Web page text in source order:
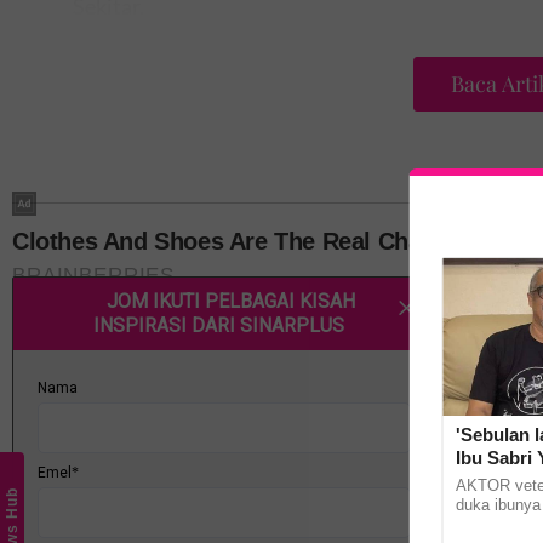
Difahamkan kedua-dua mereka adalah
Permodalan Nasional Berhad (PNB).
Baca
'Sebulan
Ibu Sabri
AKTOR
duka